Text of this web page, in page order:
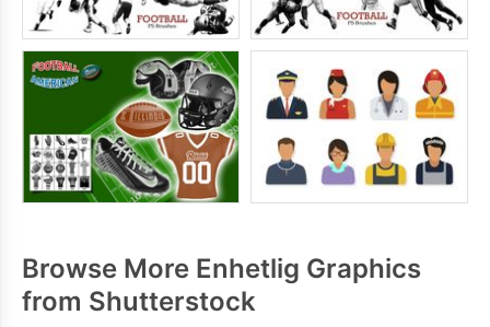
Browse More Enhetlig Graphics
from Shutterstock